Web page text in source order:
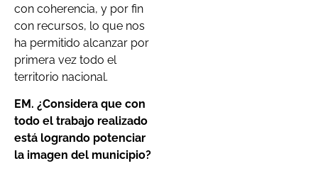
con coherencia, y por fin
con recursos, lo que nos
ha permitido alcanzar por
primera vez todo el
territorio nacional.
EM. ¿Considera que con
todo el trabajo realizado
está logrando potenciar
la imagen del municipio?